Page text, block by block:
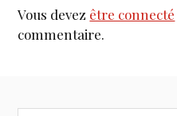
Vous devez être connecté
commentaire.